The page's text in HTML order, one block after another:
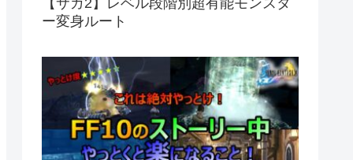
【サガ2】レベル段階別超有能モンスタ
ー変身ルート